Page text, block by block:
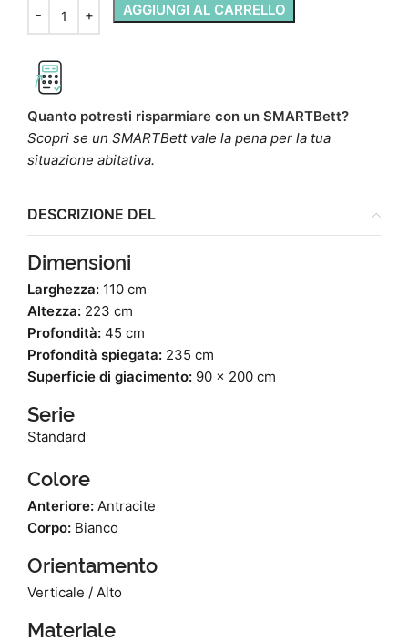
AGGIUNGI AL CARRELLO
Quanto potresti risparmiare con un SMARTBett?
Scopri se un SMARTBett vale la pena per la tua
situazione abitativa.
DESCRIZIONE DEL
Dimensioni
Larghezza: 110 cm
Altezza: 223 cm
Profondità: 45 cm
Profondità spiegata: 235 cm
Superficie di giacimento: 90 x 200 cm
Serie
Standard
Colore
Anteriore: Antracite
Corpo: Bianco
Orientamento
Verticale / Alto
Materiale